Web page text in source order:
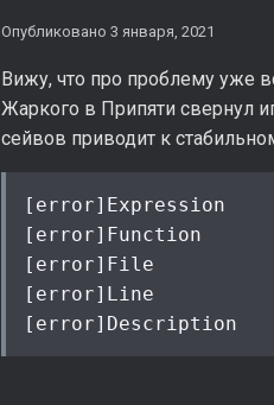
Опубликовано 3 января, 2021
Вижу, что про проблему уже
Жаркого в Припяти свернул
сейвов приводит к
[error]Expression
[error]Function
[error]File          :
[error]Line
[error]Description